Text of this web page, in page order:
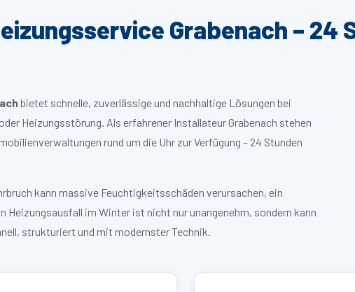
Grabenach – 24
bietet schnelle, zuverlässige und nachhaltige Lösungen bei
Heizungsstörung. Als erfahrener Installateur Grabenach stehen
rund um die Uhr zur Verfügung – 24 Stunden
kann massive Feuchtigkeitsschäden verursachen, ein
im Winter ist nicht nur unangenehm, sondern kann
strukturiert und mit modernster Technik.